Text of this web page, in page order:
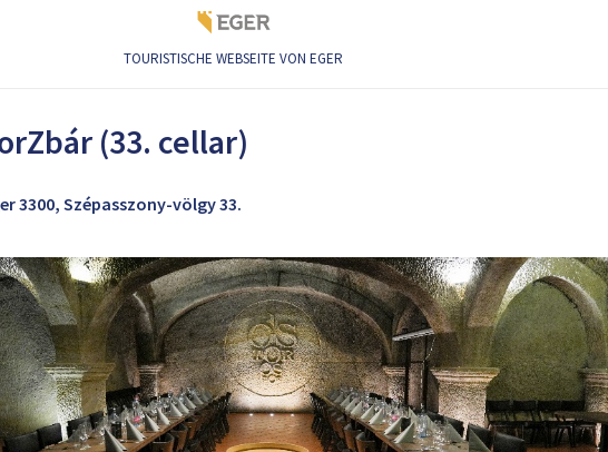
TOURISTISCHE WEBSEITE VON EGER
(33. cellar)
3300, Szépasszony-völgy 33.